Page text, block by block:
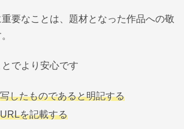
要なことは、題材となった作品への敬
でより安心です
したものであると明記する
を記載する